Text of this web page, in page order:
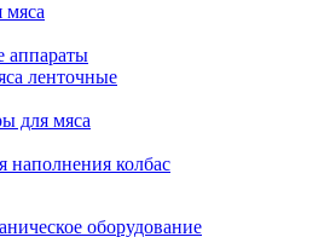
мяса
аппараты
ленточные
для мяса
колбас
оборудование